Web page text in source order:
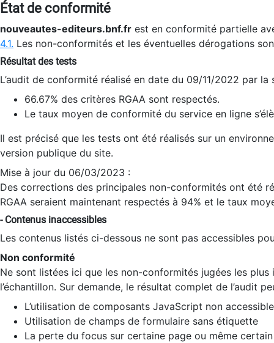
État de conformité
nouveautes-editeurs.bnf.fr est en conformité partielle
4.1. Les non-conformités et les éventuelles dérogations
Résultat des tests
L’audit de conformité réalisé en date du 09/11/2022 par
66.67% des critères RGAA sont respectés.
Le taux moyen de conformité du service en ligne
Il est précisé que les tests ont été réalisés sur un
version publique du site.
Mise à jour du 06/03/2023 :
Des corrections des principales non-conformités ont été
RGAA seraient maintenant respectés à 94% et le taux
- Contenus inaccessibles
Les contenus listés ci-dessous ne sont pas accessibles
Non conformité
Ne sont listées ici que les non-conformités jugées les
l’échantillon. Sur demande, le résultat complet de l’audit
L’utilisation de composants JavaScript non
Utilisation de champs de formulaire sans étiquette
La perte du focus sur certaine page ou même